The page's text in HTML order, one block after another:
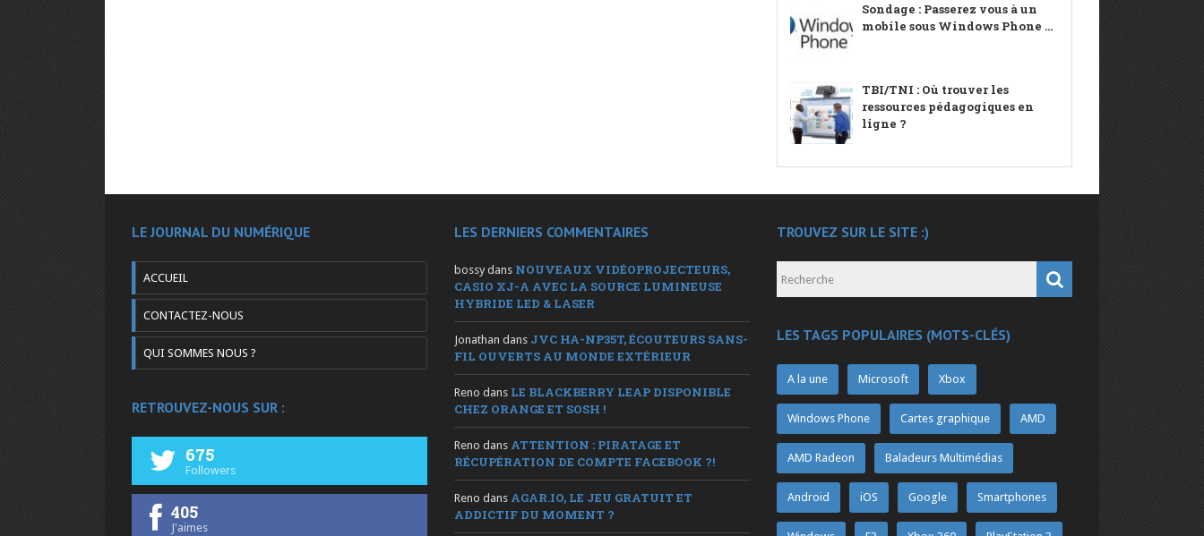
Sondage : Passerez vous à un
mobile sous Windows Phone ...
TBI/TNI : Où trouver les
ressources pédagogiques en
ligne ?
LE JOURNAL DU NUMÉRIQUE
ACCUEIL
CONTACTEZ-NOUS
QUI SOMMES NOUS ?
RETROUVEZ-NOUS SUR :
675
Followers
405
J'aimes
LES DERNIERS COMMENTAIRES
bossy dans NOUVEAUX VIDÉOPROJECTEURS,
CASIO XJ-A AVEC LA SOURCE LUMINEUSE
HYBRIDE LED & LASER
Jonathan dans JVC HA-NP35T, ÉCOUTEURS SANS-
FIL OUVERTS AU MONDE EXTÉRIEUR
Reno dans LE BLACKBERRY LEAP DISPONIBLE
CHEZ ORANGE ET SOSH !
Reno dans ATTENTION : PIRATAGE ET
RÉCUPÉRATION DE COMPTE FACEBOOK ?!
Reno dans AGAR.IO, LE JEU GRATUIT ET
ADDICTIF DU MOMENT ?
TROUVEZ SUR LE SITE :)
LES TAGS POPULAIRES (MOTS-CLÉS)
A la une Microsoft Xbox
Windows Phone Cartes graphique AMD
AMD Radeon Baladeurs Multimédias
Android iOS Google Smartphones